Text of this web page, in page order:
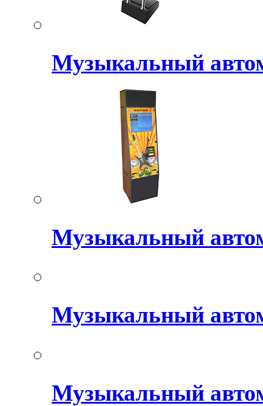
Музыкальный
Музыкальный
Музыкальный
Музыкальный